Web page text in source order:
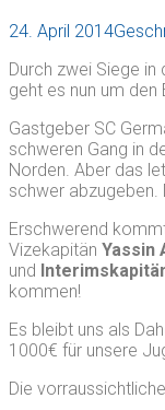
24. April 2014
Durch zwei Siege
geht es nun um den
Gastgeber SC
schweren Gang in
Norden. Aber das
schwer abzugeben.
Erschwerend
Vizekapitän Yassin
und
kommen!
Es bleibt uns als
1000€ für unsere
Die